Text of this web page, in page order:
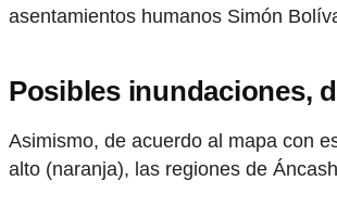
asentamientos humanos Simón
Posibles inundaciones,
Asimismo, de acuerdo al mapa con
alto (naranja), las regiones de